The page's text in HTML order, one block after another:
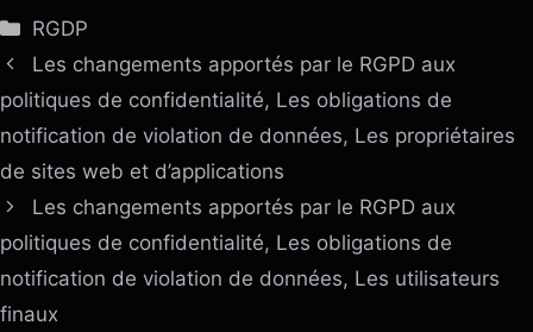
Catégories
RGDP
Les changements apportés par le RGPD aux
politiques de confidentialité, Les obligations de
notification de violation de données, Les propriétaires
de sites web et d’applications
Les changements apportés par le RGPD aux
politiques de confidentialité, Les obligations de
notification de violation de données, Les utilisateurs
finaux